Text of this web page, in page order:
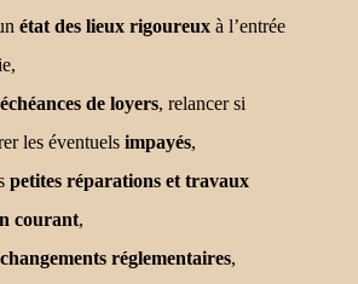
état des lieux rigoureux à l’entrée
échéances de loyers, relancer si
les éventuels impayés,
petites réparations et travaux
courant,
changements réglementaires,